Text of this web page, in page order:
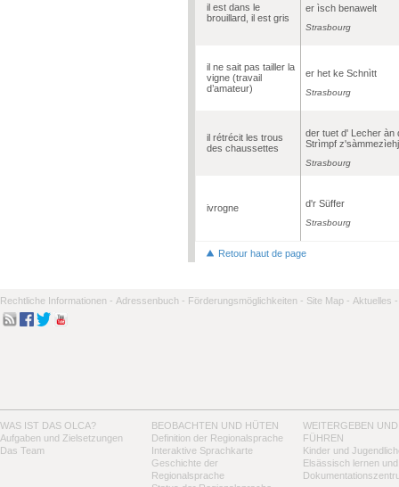
il est dans le
brouillard, il est gris
er ìsch benawelt
Strasbourg
il ne sait pas tailler la
vigne (travail
d’amateur)
er het ke Schnìtt
Strasbourg
il rétrécit les trous
des chaussettes
der tuet d' Lecher àn
Strìmpf
Strasbourg
ivrogne d'r Süffer
Strasbourg
Retour haut de page
Rechtliche Informationen - Adressenbuch - Förderungsmöglichkeiten - Site Map - Aktuelles -
WAS IST DAS OLCA?
Aufgaben und Zielsetzungen
Das Team
BEOBACHTEN UND HÜTEN
Definition der Regionalsprache
Interaktive Sprachkarte
Geschichte der
Regionalsprache
WEITERGEBEN UND
FÜHREN
Kinder und
Elsässisch lernen